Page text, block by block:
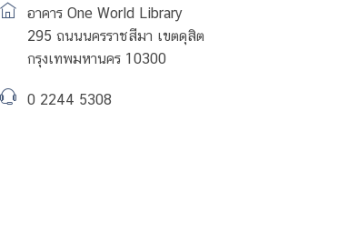
อาคาร One World Library
295 ถนนนครราชสีมา เขตดุสิต
กรุงเทพมหานคร 10300
0 2244 5308